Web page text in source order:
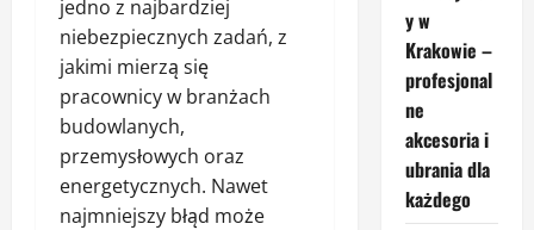
jedno z najbardziej
niebezpiecznych zadań, z
jakimi mierzą się
pracownicy w branżach
budowlanych,
przemysłowych oraz
energetycznych. Nawet
najmniejszy błąd może
y w
Krakowie –
profesjonal
ne
akcesoria i
ubrania dla
każdego